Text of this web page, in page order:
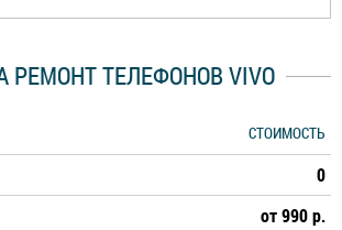
РЕМОНТ ТЕЛЕФОНОВ VIVO
СТОИМОСТЬ
0
от 990 р.